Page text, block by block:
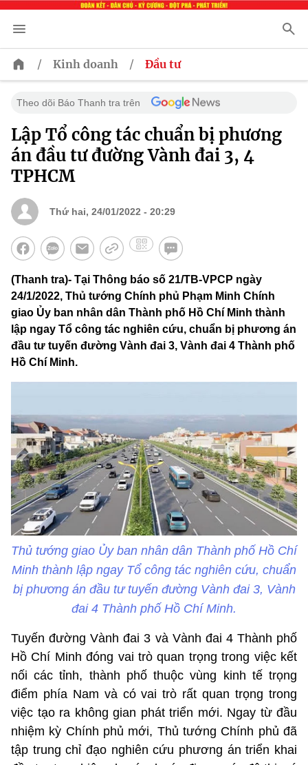
/ Kinh doanh / Đầu tư
Theo dõi Báo Thanh tra trên
Lập Tổ công tác chuẩn bị phương
án đầu tư đường Vành đai 3, 4
TPHCM
Thứ hai, 24/01/2022 - 20:29
(Thanh tra)- Tại Thông báo số 21/TB-VPCP ngày
24/1/2022, Thủ tướng Chính phủ Phạm Minh Chính
giao Ủy ban nhân dân Thành phố Hồ Chí Minh thành
lập ngay Tổ công tác nghiên cứu, chuẩn bị phương án
đầu tư tuyến đường Vành đai 3, Vành đai 4 Thành phố
Hồ Chí Minh.
Thủ tướng giao Ủy ban nhân dân Thành phố Hồ Chí
Minh thành lập ngay Tổ công tác nghiên cứu, chuẩn
bị phương án đầu tư tuyến đường Vành đai 3, Vành
đai 4 Thành phố Hồ Chí Minh.
Tuyến đường Vành đai 3 và Vành đai 4 Thành phố
Hồ Chí Minh đóng vai trò quan trọng trong việc kết
nối các tỉnh, thành phố thuộc vùng kinh tế trọng
điểm phía Nam và có vai trò rất quan trọng trong
việc tạo ra không gian phát triển mới. Ngay từ đầu
nhiệm kỳ Chính phủ mới, Thủ tướng Chính phủ đã
tập trung chỉ đạo nghiên cứu phương án triển khai